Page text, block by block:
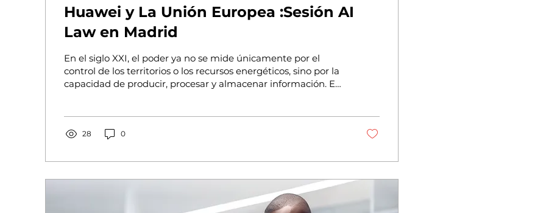
Huawei y La Unión Europea :Sesión AI
Law en Madrid
En el siglo XXI, el poder ya no se mide únicamente por el
control de los territorios o los recursos energéticos, sino por la
capacidad de producir, procesar y almacenar información. En
escenario, Huawei representa uno de los actores más
con la Unión Europea...
28 0